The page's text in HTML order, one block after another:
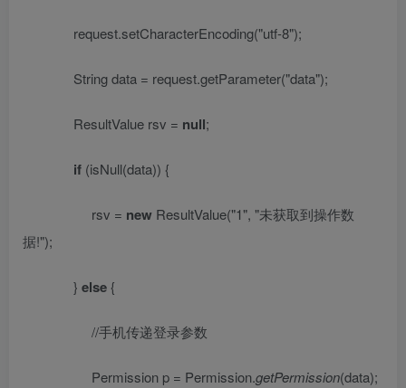
request.setCharacterEncoding("utf-8");
String data = request.getParameter("data");
ResultValue rsv = null;
if (isNull(data)) {
rsv = new ResultValue("1", "未获取到操作数
据!");
} else {
//手机传递登录参数
Permission p = Permission.getPermission(data);